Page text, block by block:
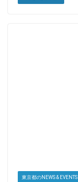
東京都のNEWS & EVENTS